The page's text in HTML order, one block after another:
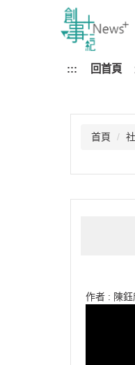
::: 回首頁
首頁
作者 : 陳